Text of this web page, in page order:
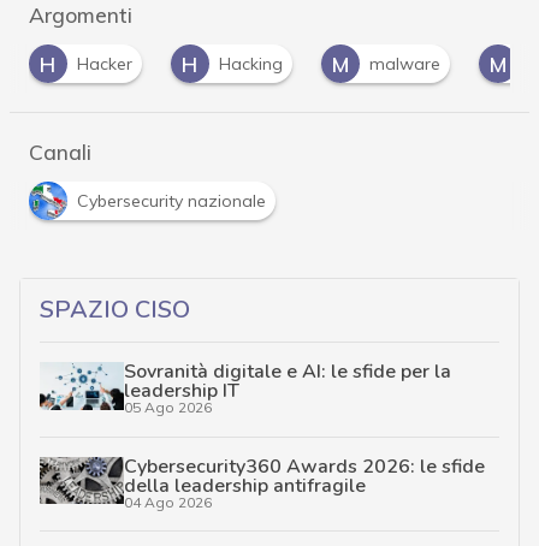
Argomenti
H
Hacker H Hacking M malware M
Canali
Cybersecurity nazionale
SPAZIO CISO
Sovranità digitale e AI: le sfide per la
leadership IT
05 Ago 2026
Cybersecurity360 Awards 2026: le sfide
della leadership antifragile
04 Ago 2026